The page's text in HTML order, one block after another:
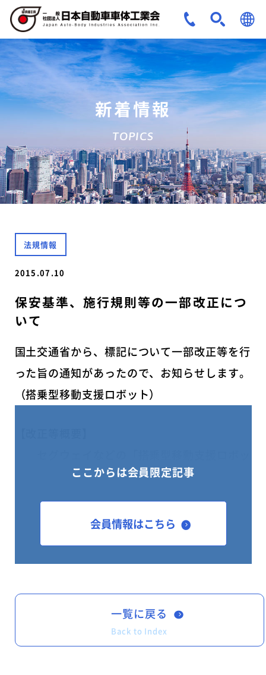
JPN
ENG
新着情報
TOPICS
法規情報
2015.07.10
保安基準、施行規則等の一部改正につ
いて
国土交通省から、標記について一部改正等を行
った旨の通知があったので、お知らせします。
（搭乗型移動支援ロボット）
ト」については、高齢社会への対応や地球温暖
化対策に資することから、近距離移動手段とし
て普及への期待が高まっているところです。一
方、当該ロボットは、道路運送車両法上の区分
では、「自動車（小型特殊自動車）」又「原動
保安基準等の要件を満たさないと公道走行がで
きないことになりますが、制動装置や灯火器類
等の複数の構造装置について当該要件を満たし
ここからは会員限定記事
会員情報はこちら
一覧に戻る
Back to Index